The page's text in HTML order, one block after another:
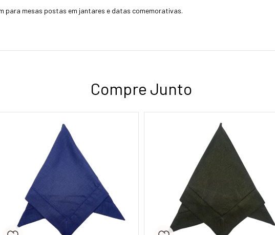
para mesas postas em jantares e datas comemorativas.
Compre Junto